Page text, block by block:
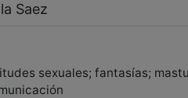
Saez
sexuales; fantasías;